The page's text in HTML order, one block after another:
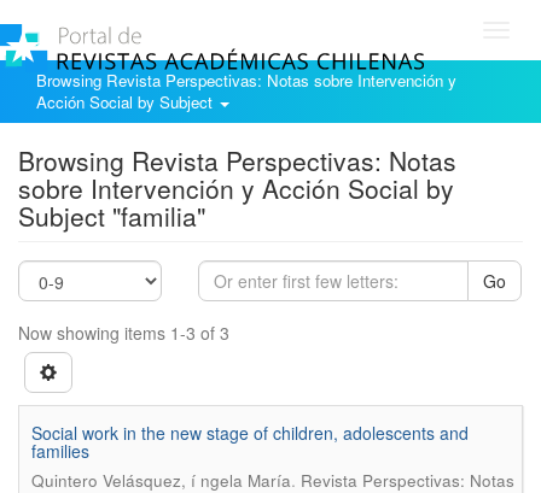
Browsing Revista Perspectivas: Notas sobre Intervención y
Acción Social by Subject
Browsing Revista Perspectivas: Notas
sobre Intervención y Acción Social by
Subject "familia"
Go
Now showing items 1-3 of 3
Social work in the new stage of children, adolescents and
families
Quintero Velásquez, í ngela Marí­a. Revista Perspectivas: Notas